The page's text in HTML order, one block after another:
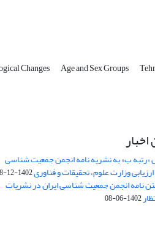
Changes Age and Sex Groups
ب» به نشریه نامه انجمن جمعیت شناسی
وزارت علوم، تحقیقات و فناوری1402-12-08
نامه انجمن جمعیت شناسی ایران در نشریات
1402-06-08